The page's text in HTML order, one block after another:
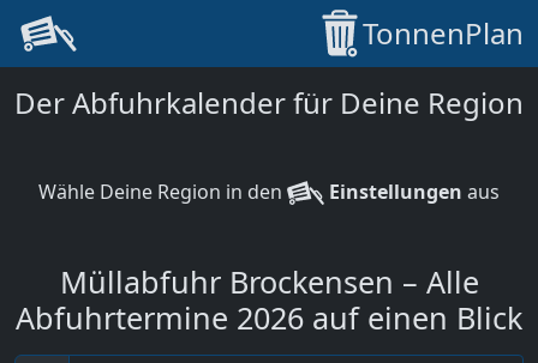
TonnenPlan
Der Abfuhrkalender für Deine Region
Wähle Deine Region in den Einstellungen aus
Müllabfuhr Brockensen – Alle
Abfuhrtermine 2026 auf einen Blick